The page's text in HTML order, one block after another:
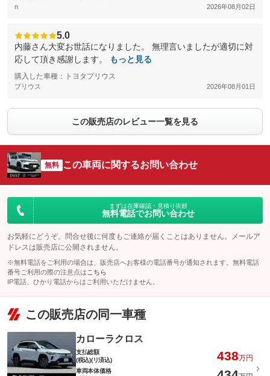
n 2026年08月02日
5.0
内藤さん大変お世話になりました。 無理言いましたが適切に対
応して頂き感謝します。
もっと見る
購入した車種：トヨタプリウス
プリウス 2026年08月01日
この販売店のレビュー一覧を見る
無料 この車両に関するお問い合わせ
まずは在庫確認・見積り依頼
無料電話でお問い合わせ
お気軽にどうぞ。問合せ後に何度もご連絡が届くことはありません。メールア
ドレスは販売店に公開されません。
※無料電話をご利用の場合は、販売店へお客様の電話番号が通知されます。無料電話
番号ご利用の際の注意点は こちら
IP電話、ひかり電話からはご利用いただけません。
この販売店の同一車種
カローラクロス
支払総額
(税込)(リ済込)
438万円
車両本体価格